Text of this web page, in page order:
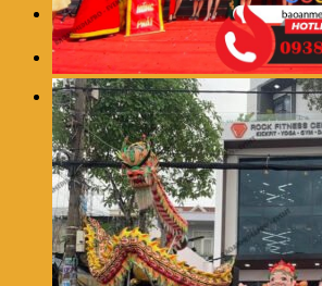
0
Giỏ hàng
Chưa có sản phẩm trong giỏ hàng.